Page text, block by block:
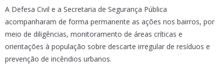
A Defesa Civil e a Secretaria de Segurança Pública
acompanharam de forma permanente as ações nos bairros, por
meio de diligências, monitoramento de áreas críticas e
orientações à população sobre descarte irregular de resíduos e
prevenção de incêndios urbanos.